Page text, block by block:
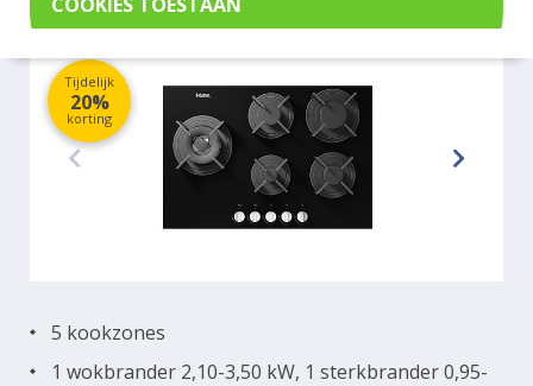
Tijdelijk
20%
korting
5 kookzones
1 wokbrander 2,10-3,50 kW, 1 sterkbrander 0,95-